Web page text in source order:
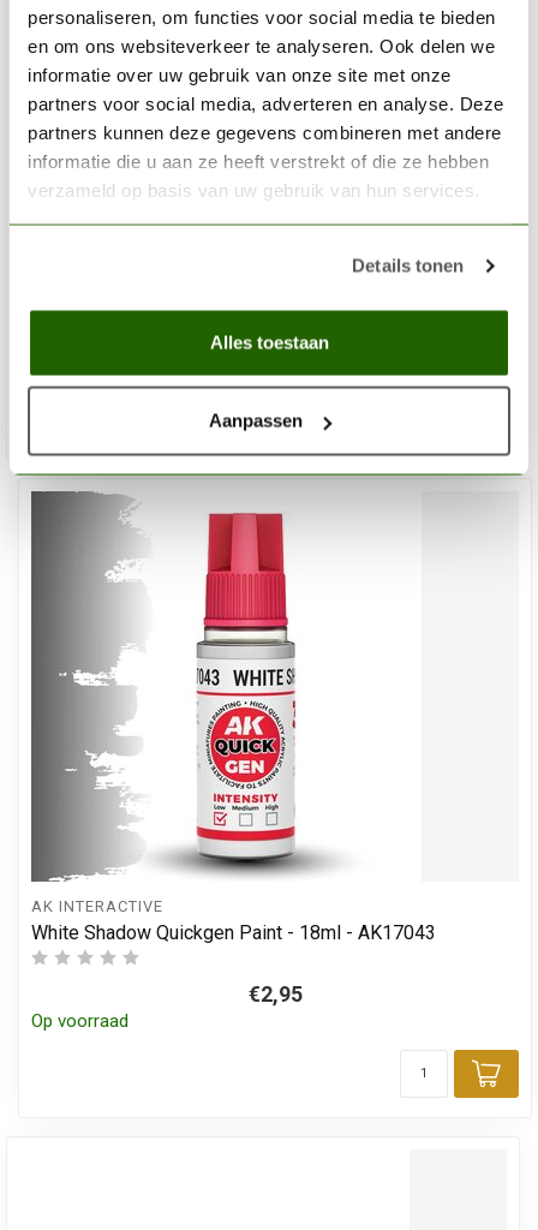
personaliseren, om functies voor social media te bieden
en om ons websiteverkeer te analyseren. Ook delen we
informatie over uw gebruik van onze site met onze
partners voor social media, adverteren en analyse. Deze
partners kunnen deze gegevens combineren met andere
informatie die u aan ze heeft verstrekt of die ze hebben
verzameld op basis van uw gebruik van hun services.
Details tonen
Alles toestaan
Aanpassen
Orc Flesh Quickgen Paint - 18ml - AK17023
€2,95
AK INTERACTIVE
White Shadow Quickgen Paint - 18ml - AK17043
€2,95
Op voorraad